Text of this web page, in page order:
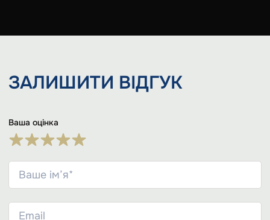
ЗАЛИШИТИ ВІДГУК
Ваша оцінка